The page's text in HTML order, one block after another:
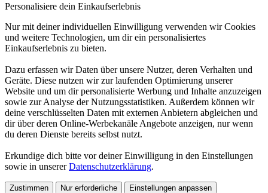
Personalisiere dein Einkaufserlebnis
Nur mit deiner individuellen Einwilligung verwenden wir Cookies
und weitere Technologien, um dir ein personalisiertes
Einkaufserlebnis zu bieten.
Dazu erfassen wir Daten über unsere Nutzer, deren Verhalten und
Geräte. Diese nutzen wir zur laufenden Optimierung unserer
Website und um dir personalisierte Werbung und Inhalte anzuzeigen
sowie zur Analyse der Nutzungsstatistiken. Außerdem können wir
deine verschlüsselten Daten mit externen Anbietern abgleichen und
dir über deren Online-Werbekanäle Angebote anzeigen, nur wenn
du deren Dienste bereits selbst nutzt.
Erkundige dich bitte vor deiner Einwilligung in den Einstellungen
sowie in unsererDatenschutzerklärung.
Zustimmen Nur erforderliche Einstellungen anpassen